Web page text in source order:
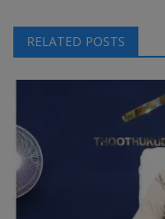
RELATED POSTS